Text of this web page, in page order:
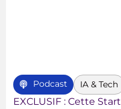
Podcast IA & Tech
EXCLUSIF : Cette